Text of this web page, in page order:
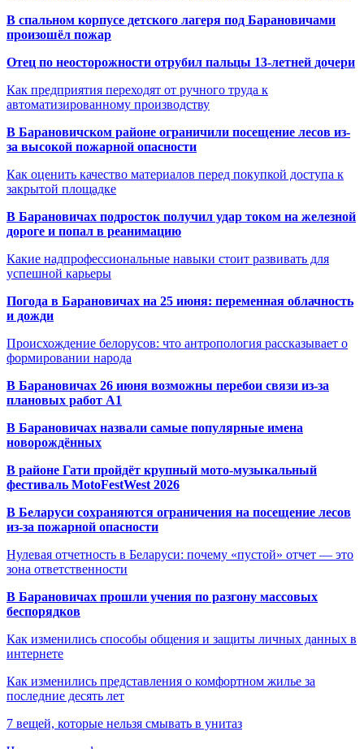
В спальном корпусе детского лагеря под Барановичами
произошёл пожар
Отец по неосторожности отрубил пальцы 13-летней дочери
Как предприятия переходят от ручного труда к
автоматизированному производству
В Барановичском районе ограничили посещение лесов из-
за высокой пожарной опасности
Как оценить качество материалов перед покупкой доступа к
закрытой площадке
В Барановичах подросток получил удар током на железной
дороге и попал в реанимацию
Какие надпрофессиональные навыки стоит развивать для
успешной карьеры
Погода в Барановичах на 25 июня: переменная облачность
и дожди
Происхождение белорусов: что антропология рассказывает о
формировании народа
В Барановичах 26 июня возможны перебои связи из-за
плановых работ A1
В Барановичах назвали самые популярные имена
новорождённых
В районе Гати пройдёт крупный мото-музыкальный
фестиваль MotoFestWest 2026
В Беларуси сохраняются ограничения на посещение лесов
из-за пожарной опасности
Нулевая отчетность в Беларуси: почему «пустой» отчет — это
зона ответственности
В Барановичах прошли учения по разгону массовых
беспорядков
Как изменились способы общения и защиты личных данных в
интернете
Как изменились представления о комфортном жилье за
последние десять лет
7 вещей, которые нельзя смывать в унитаз